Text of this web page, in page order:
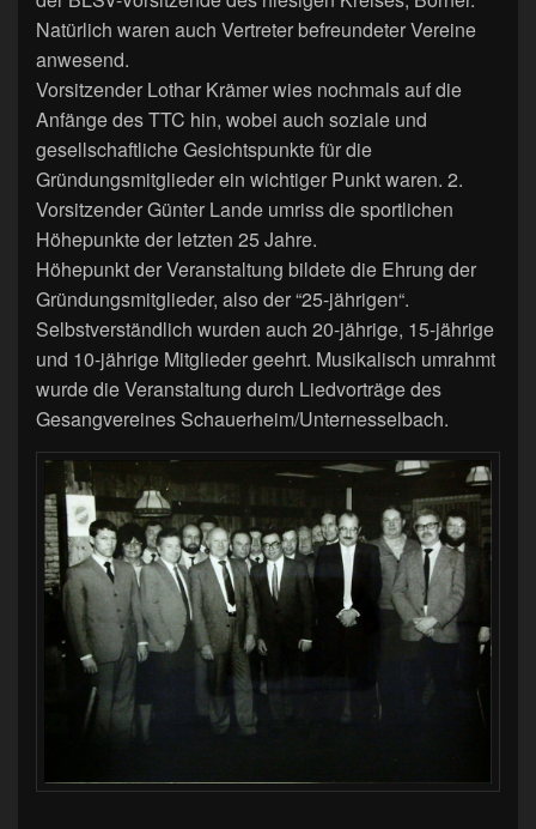
Natürlich waren auch Vertreter befreundeter Vereine
anwesend.
Vorsitzender Lothar Krämer wies nochmals auf die
Anfänge des TTC hin, wobei auch soziale und
gesellschaftliche Gesichtspunkte für die
Gründungsmitglieder ein wichtiger Punkt waren. 2.
Vorsitzender Günter Lande umriss die sportlichen
Höhepunkte der letzten 25 Jahre.
Höhepunkt der Veranstaltung bildete die Ehrung der
Gründungsmitglieder, also der “25-jährigen“.
Selbstverständlich wurden auch 20-jährige, 15-jährige
und 10-jährige Mitglieder geehrt. Musikalisch umrahmt
wurde die Veranstaltung durch Liedvorträge des
Gesangvereines Schauerheim/Unternesselbach.